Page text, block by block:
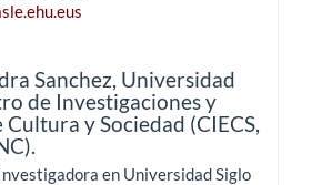
Sanchez, Universidad
de Investigaciones y
y Sociedad (CIECS,
en Universidad Siglo